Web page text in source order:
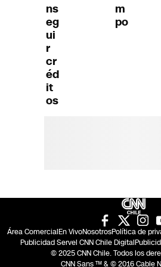
ns
eg
ui
r
cr
éd
it
os
m
po
Área ComercialEn VivoNosotrosPolítica de
Publicidad Servel CNN Chile Digital
© 2025 CNN Chile. Todos los
CNN Sans ™ & © 2016 Cable